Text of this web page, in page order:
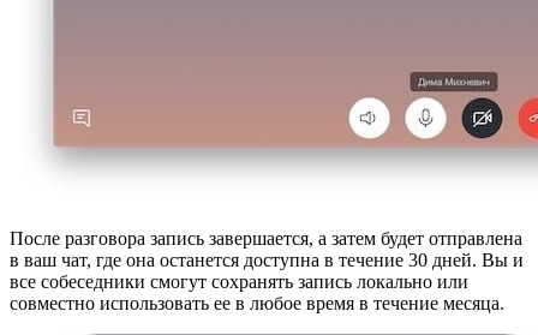
После разговора запись завершается, а затем будет отправлена
в ваш чат, где она останется доступна в течение 30 дней. Вы и
все собеседники смогут сохранять запись локально или
совместно использовать ее в любое время в течение месяца.